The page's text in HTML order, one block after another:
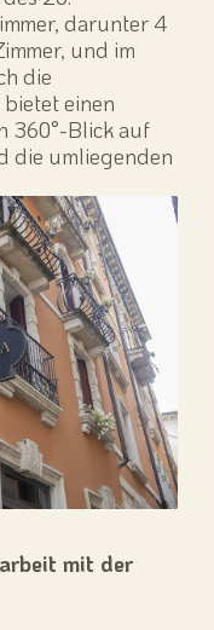
darunter 4
und im
die
bietet einen
360°-Blick auf
die umliegenden
mit der